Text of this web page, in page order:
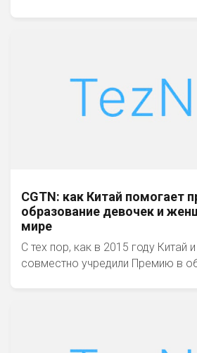
CGTN: как Китай помогает
образование девочек и
мире
С тех пор, как в 2015 году
совместно учредили Премию в